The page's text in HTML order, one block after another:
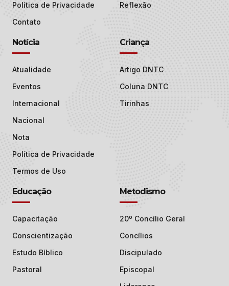
Política de Privacidade
Contato
Reflexão
Notícia
Atualidade
Eventos
Internacional
Nacional
Nota
Política de Privacidade
Termos de Uso
Criança
Artigo DNTC
Coluna DNTC
Tirinhas
Educação
Capacitação
Conscientização
Estudo Bíblico
Pastoral
Metodismo
20º Concílio Geral
Concílios
Discipulado
Episcopal